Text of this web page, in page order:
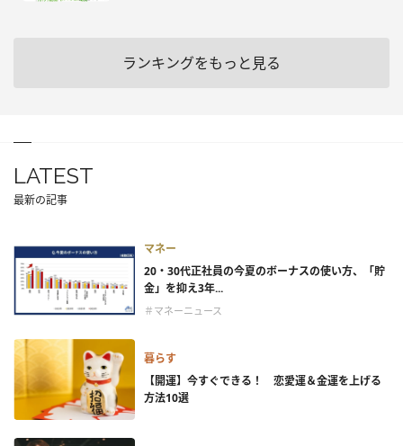
ランキングをもっと見る
LATEST
最新の記事
マネー
20・30代正社員の今夏のボーナスの使い方、「貯
金」を抑え3年...
＃マネーニュース
暮らす
【開運】今すぐできる！ 恋愛運＆金運を上げる
方法10選